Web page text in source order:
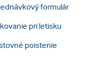
formulár
pri letisku
poistenie